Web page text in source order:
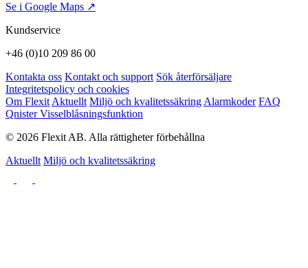
Se i Google Maps ↗
Kundservice
+46 (0)10 209 86 00
Kontakta oss Kontakt och support Sök återförsäljare
Integritetspolicy och cookies
Om Flexit Aktuellt Miljö och kvalitetssäkring Alarmkoder FAQ
Qnister Visselblåsningsfunktion
© 2026 Flexit AB. Alla rättigheter förbehållna
Aktuellt Miljö och kvalitetssäkring